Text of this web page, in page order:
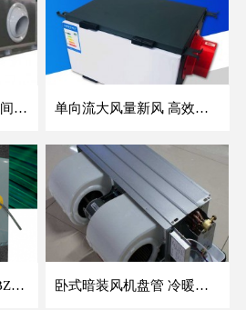
吊顶式空调机组商业车间防爆新风空调器射流冷暖机组 单向流大风量新风 高效除霾全热交换新风机空气净化
方形壁式轴流风机 DFBZ低噪防爆工业XBDZ静音220V/380V壁式边墙风机 卧式暗装风机盘管 冷暖两用盘管系列 明装风盘空调器